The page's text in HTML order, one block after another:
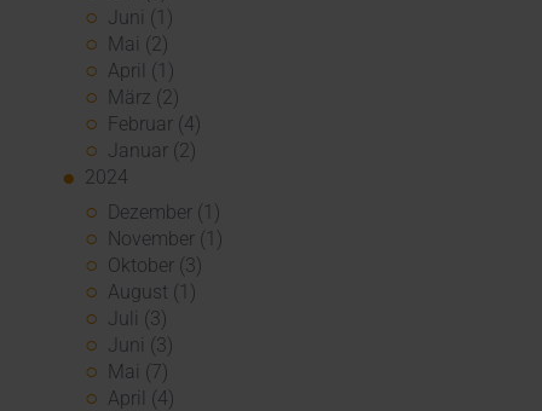
Juni (1)
Mai (2)
April (1)
März (2)
Februar (4)
Januar (2)
2024
Dezember (1)
November (1)
Oktober (3)
August (1)
Juli (3)
Juni (3)
Mai (7)
April (4)